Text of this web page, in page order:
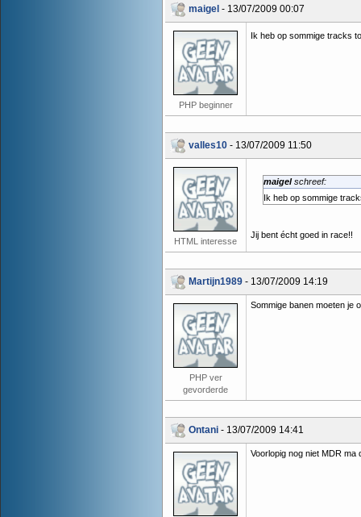
maigel - 13/07/2009 00:07
PHP beginner
Ik heb op sommige tracks
valles10 - 13/07/2009 11:50
HTML interesse
maigelschreef:
Ik heb op sommige
Jij bent écht goed in race!!
Martijn1989 - 13/07/2009 14:19
PHP ver
gevorderde
Sommige banen moeten je
Ontani - 13/07/2009 14:41
Voorlopig nog niet MDR